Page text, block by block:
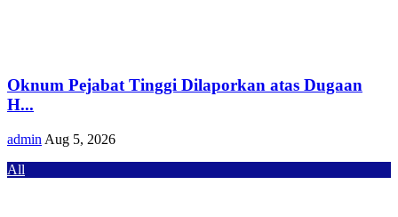
Oknum Pejabat Tinggi Dilaporkan atas Dugaan
H...
admin Aug 5, 2026
All